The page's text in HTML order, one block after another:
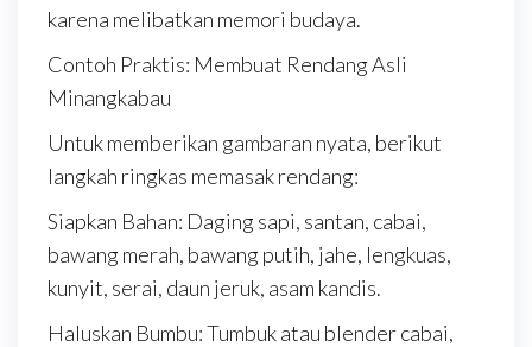
karena melibatkan memori budaya.
Contoh Praktis: Membuat Rendang Asli
Minangkabau
Untuk memberikan gambaran nyata, berikut
langkah ringkas memasak rendang:
Siapkan Bahan: Daging sapi, santan, cabai,
bawang merah, bawang putih, jahe, lengkuas,
kunyit, serai, daun jeruk, asam kandis.
Haluskan Bumbu: Tumbuk atau blender cabai,